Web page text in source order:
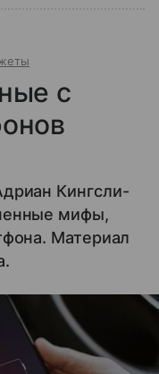
с
Кингсли-
мифы,
Материал